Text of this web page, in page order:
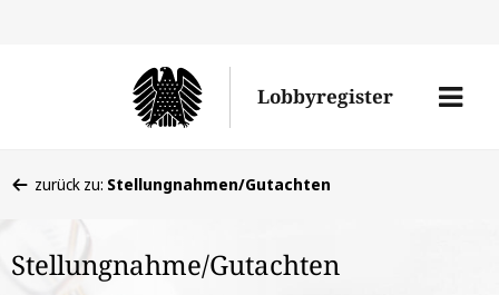
Lobbyregister
Menü
befinden
hier:
zurück zu: Stellungnahmen/Gutachten
Stellungnahme/Gutachten